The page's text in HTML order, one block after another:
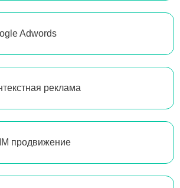
Adwords
реклама
продвижение